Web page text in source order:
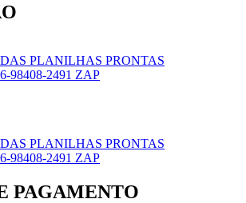
PLANILHAS PRONTAS
98408-2491 ZAP
PLANILHAS PRONTAS
98408-2491 ZAP
PAGAMENTO